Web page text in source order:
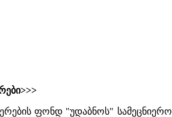
ფონდ "უდაბნოს"